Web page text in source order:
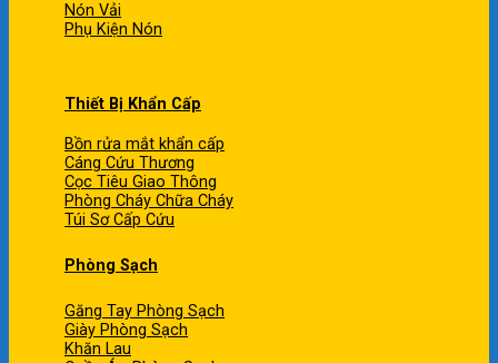
Nón Vải
Phụ Kiện Nón
Thiết Bị Khẩn Cấp
Bồn rửa mắt khẩn cấp
Cáng Cứu Thương
Cọc Tiêu Giao Thông
Phòng Cháy Chữa Cháy
Túi Sơ Cấp Cứu
Phòng Sạch
Găng Tay Phòng Sạch
Giày Phòng Sạch
Khăn Lau